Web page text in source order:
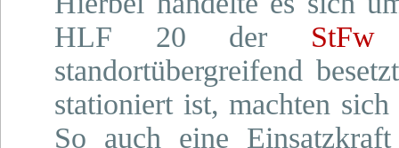
HLF 20 der StFw
standortübergreifend
stationiert ist, machten
So auch eine